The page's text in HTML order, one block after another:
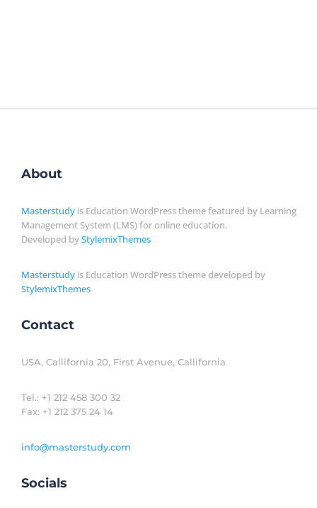
About
Masterstudy is Education WordPress theme featured by Learning
Management System (LMS) for online education.
Developed byStylemixThemes
Masterstudy is Education WordPress theme developed by
StylemixThemes
Contact
USA, Callifornia 20, First Avenue, Callifornia
Tel.: +1 212 458 300 32
Fax: +1 212 375 24 14
info@masterstudy.com
Socials